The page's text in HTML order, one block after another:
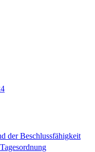
der Beschlussfähigkeit